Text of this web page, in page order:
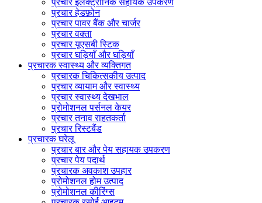
प्रचार इलेक्ट्रॉनिक सहायक उपकरण
प्रचार हेडफ़ोन
प्रचार पावर बैंक और चार्जर
प्रचार वक्ता
प्रचार यूएसबी स्टिक
प्रचार घड़ियाँ और घड़ियाँ
प्रचारक स्वास्थ्य और व्यक्तिगत
प्रचारक चिकित्सकीय उत्पाद
प्रचार व्यायाम और स्वास्थ्य
प्रचार स्वास्थ्य देखभाल
प्रोमोशनल पर्सनल केयर
प्रचार तनाव राहतकर्ता
प्रचार रिस्टबैंड
प्रचारक घरेलू
प्रचार बार और पेय सहायक उपकरण
प्रचार पेय पदार्थ
प्रचारक अवकाश उपहार
प्रोमोशनल होम उत्पाद
प्रोमोशनल कीरिंग्स